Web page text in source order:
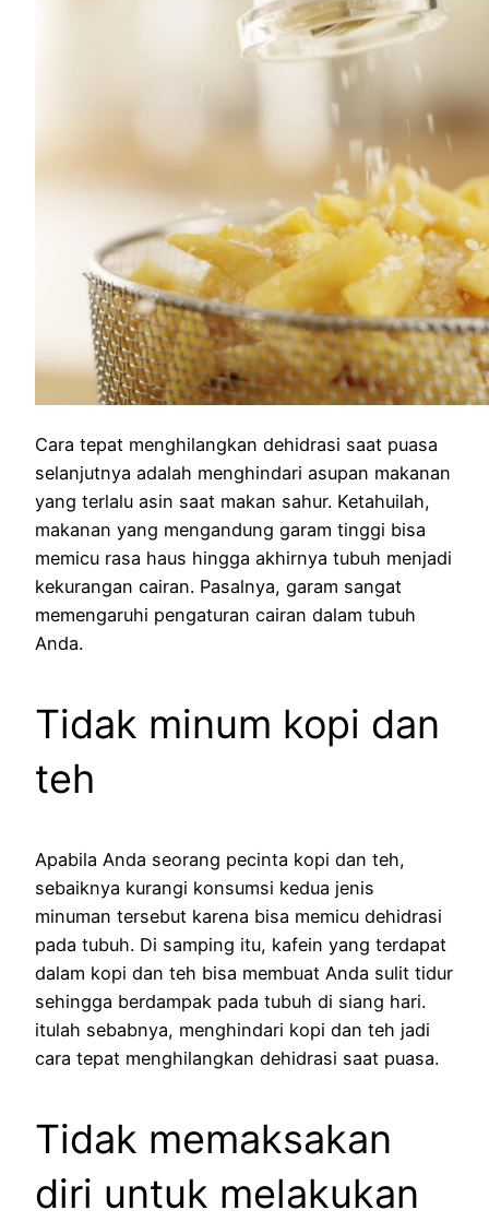
Cara tepat menghilangkan dehidrasi saat puasa
selanjutnya adalah menghindari asupan makanan
yang terlalu asin saat makan sahur. Ketahuilah,
makanan yang mengandung garam tinggi bisa
memicu rasa haus hingga akhirnya tubuh menjadi
kekurangan cairan. Pasalnya, garam sangat
memengaruhi pengaturan cairan dalam tubuh
Anda.
Tidak minum kopi dan
teh
Apabila Anda seorang pecinta kopi dan teh,
sebaiknya kurangi konsumsi kedua jenis
minuman tersebut karena bisa memicu dehidrasi
pada tubuh. Di samping itu, kafein yang terdapat
dalam kopi dan teh bisa membuat Anda sulit tidur
sehingga berdampak pada tubuh di siang hari.
itulah sebabnya, menghindari kopi dan teh jadi
cara tepat menghilangkan dehidrasi saat puasa.
Tidak memaksakan
diri untuk melakukan